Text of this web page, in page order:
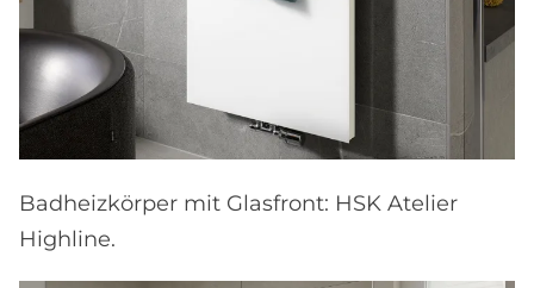
Badheizkörper mit Glasfront: HSK Atelier
Highline.